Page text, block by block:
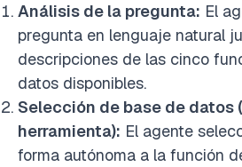
Análisis de la pregunta: El
pregunta en lenguaje natural
descripciones de las cinco
datos disponibles.
Selección de base de datos
herramienta): El agente
forma autónoma a la función